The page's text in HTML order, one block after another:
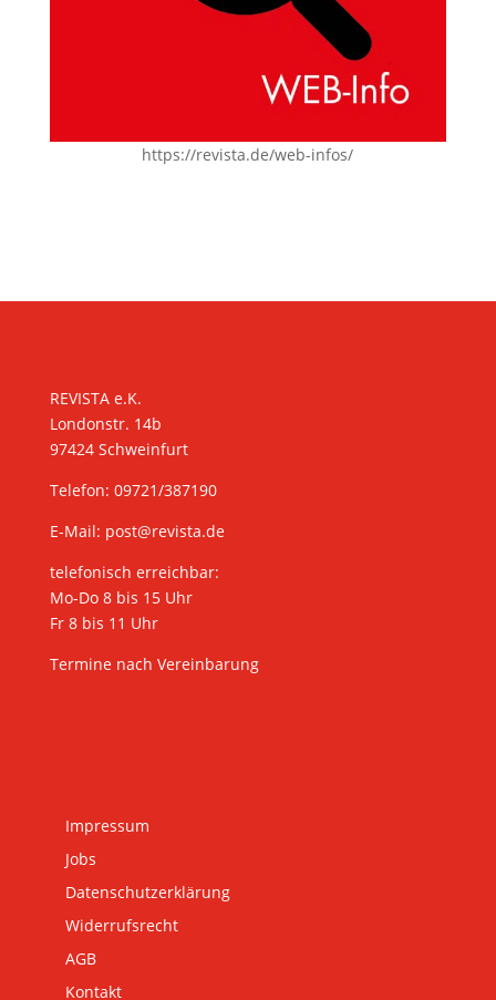
https://revista.de/web-infos/
REVISTA e.K.
Londonstr. 14b
97424 Schweinfurt
Telefon: 09721/387190
E-Mail: post@revista.de
telefonisch erreichbar:
Mo-Do 8 bis 15 Uhr
Fr 8 bis 11 Uhr
Termine nach Vereinbarung
Impressum
Jobs
Datenschutzerklärung
Widerrufsrecht
AGB
Kontakt